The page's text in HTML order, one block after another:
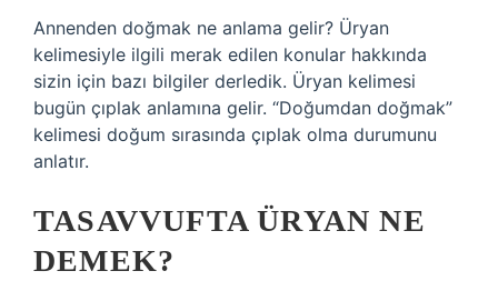
Annenden doğmak ne anlama gelir? Üryan
kelimesiyle ilgili merak edilen konular hakkında
sizin için bazı bilgiler derledik. Üryan kelimesi
bugün çıplak anlamına gelir. “Doğumdan doğmak”
kelimesi doğum sırasında çıplak olma durumunu
anlatır.
TASAVVUFTA ÜRYAN NE
DEMEK?